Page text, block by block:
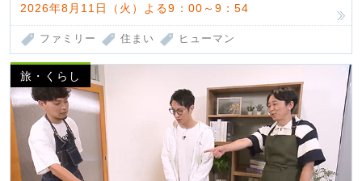
2026年8月11日（火）よる9：00～9：54
ファミリー 住まい ヒューマン
旅・くらし